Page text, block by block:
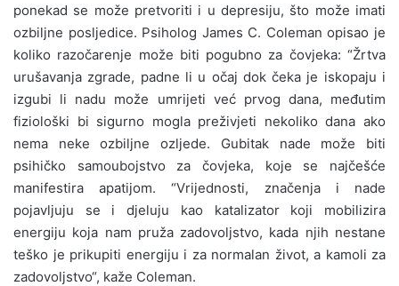
ponekad se može pretvoriti i u depresiju, što može imati
ozbiljne posljedice. Psiholog James C. Coleman opisao je
koliko razočarenje može biti pogubno za čovjeka: “Žrtva
urušavanja zgrade, padne li u očaj dok čeka je iskopaju i
izgubi li nadu može umrijeti već prvog dana, međutim
fiziološki bi sigurno mogla preživjeti nekoliko dana ako
nema neke ozbiljne ozljede. Gubitak nade može biti
psihičko samoubojstvo za čovjeka, koje se najčešće
manifestira apatijom. “Vrijednosti, značenja i nade
pojavljuju se i djeluju kao katalizator koji mobilizira
energiju koja nam pruža zadovoljstvo, kada njih nestane
teško je prikupiti energiju i za normalan život, a kamoli za
zadovoljstvo“, kaže Coleman.